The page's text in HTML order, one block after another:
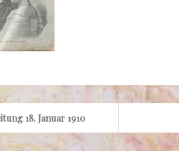
18. Januar 1910